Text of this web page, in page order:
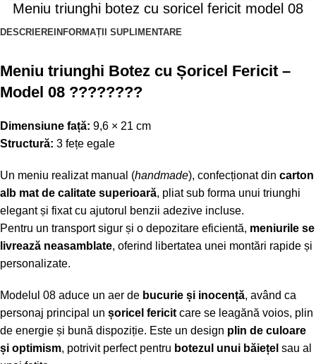
Meniu triunghi botez cu soricel fericit model 08
DESCRIEREINFORMAȚII SUPLIMENTARE
Meniu triunghi Botez cu Șoricel Fericit –
Model 08 ????????
Dimensiune față: 9,6 × 21 cm
Structură: 3 fețe egale
Un meniu realizat manual (handmade), confecționat din carton
alb mat de calitate superioară, pliat sub forma unui triunghi
elegant și fixat cu ajutorul benzii adezive incluse.
Pentru un transport sigur și o depozitare eficientă, meniurile se
livrează neasamblate, oferind libertatea unei montări rapide și
personalizate.
Modelul 08 aduce un aer de bucurie și inocență, având ca
personaj principal un șoricel fericit care se leagănă voios, plin
de energie și bună dispoziție. Este un design plin de culoare
și optimism, potrivit perfect pentru botezul unui băiețel sau al